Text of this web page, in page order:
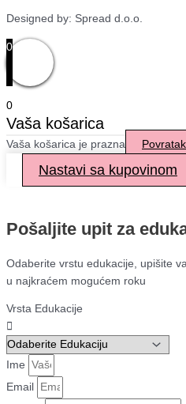
Designed by: Spread d.o.o.
0
0
Vaša košarica
Vaša košarica je prazna
Nastavi sa kupovinom
Pošaljite upit za
Odaberite vrstu edukacije, upišite
u najkraćem mogućem roku
Vrsta Edukacije
Ime
Email